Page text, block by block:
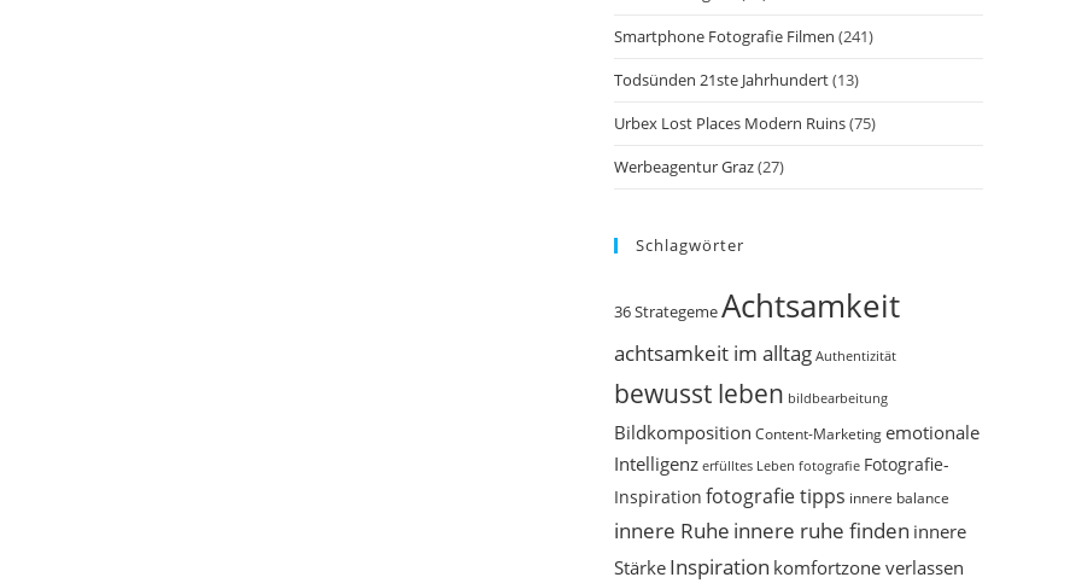
Smartphone Fotografie Filmen (241)
Todsünden 21ste Jahrhundert(13)
Urbex Lost Places Modern Ruins(75)
Werbeagentur Graz(27)
Schlagwörter
36 StrategemeAchtsamkeit
achtsamkeit im alltag Authentizität
bewusst leben bildbearbeitung
Bildkomposition Content-Marketingemotionale
Intelligenz erfülltes Leben fotografie Fotografie-
Inspiration fotografie tipps innere balance
innere Ruhe innere ruhe finden innere
Stärke Inspiration komfortzone verlassen